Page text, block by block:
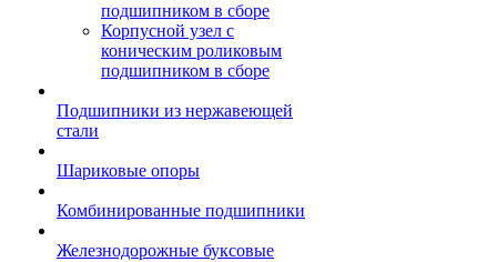
подшипником в сборе
Корпусной узел с
коническим роликовым
подшипником в сборе
Подшипники из нержавеющей
стали
Шариковые опоры
Комбинированные подшипники
Железнодорожные буксовые